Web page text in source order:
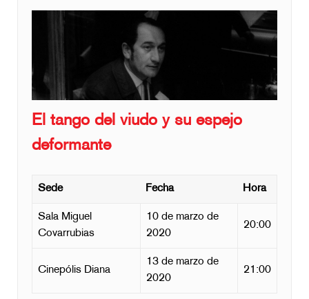
El tango del viudo y su espejo
deformante
Sede Fecha Hora
Sala Miguel
Covarrubias
10 de marzo de
2020
20:00
Cinepólis Diana
13 de marzo de
2020
21:00